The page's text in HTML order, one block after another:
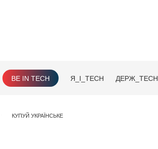
BE IN TECH Я_І_TECH ДЕРЖ_TECH
КУПУЙ УКРАЇНСЬКЕ